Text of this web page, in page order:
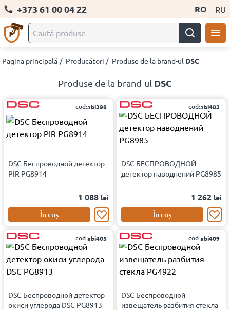
+373 61 00 04 22 RO RU
Pagina principală / Producători / Produse de la brand-ul DSC
Produse de la brand-ul DSC
cod:abi398
DSC Беспроводной детектор
PIR PG8914
1 088 lei
În coș
cod:abi403
DSC БЕСПРОВОДНОЙ
детектор наводнений PG8985
1 262 lei
În coș
cod:abi405
DSC Беспроводной детектор
окиси углерода DSC PG8913
cod:abi409
DSC Беспроводной
извещатель разбития стекла